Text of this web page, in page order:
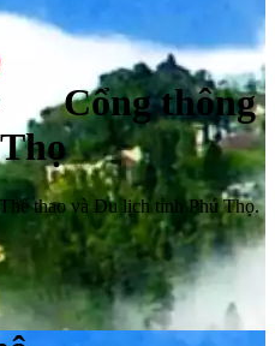
Cổng thông
thao và Du lịch tỉnh Phú Thọ.